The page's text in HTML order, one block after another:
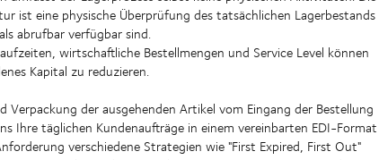
ist eine physische Überprüfung des tatsächlichen Lagerbestands
abrufbar verfügbar sind.
wirtschaftliche Bestellmengen und Service Level können
Kapital zu reduzieren.
der ausgehenden Artikel vom Eingang der Bestellung
Ihre täglichen Kundenaufträge in einem vereinbarten EDI-Format
verschiedene Strategien wie "First Expired, First Out"